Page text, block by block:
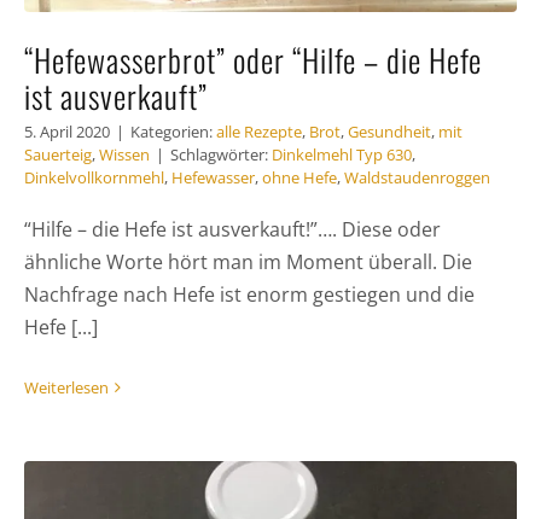
“Hefewasserbrot” oder “Hilfe – die Hefe
ist ausverkauft”
5. April 2020 | Kategorien:alle Rezepte, Brot,Gesundheit, mit
Sauerteig,Wissen | Schlagwörter: Dinkelmehl Typ 630,
Dinkelvollkornmehl, Hefewasser,ohne Hefe,Waldstaudenroggen
“Hilfe – die Hefe ist ausverkauft!”…. Diese oder
ähnliche Worte hört man im Moment überall. Die
Nachfrage nach Hefe ist enorm gestiegen und die
Hefe [...]
Weiterlesen